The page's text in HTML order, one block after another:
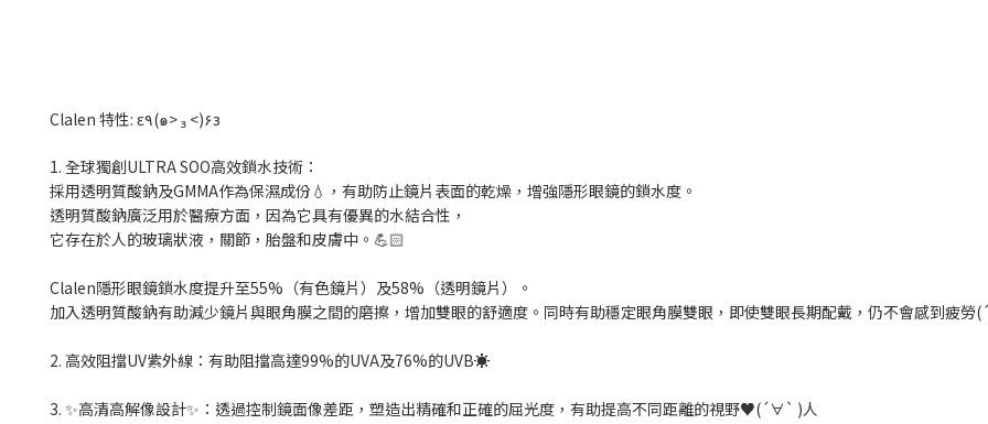
Clalen 特性: ε٩(๑> ₃ <)۶з
1. 全球獨創ULTRA SOO高效鎖水技術：
採用透明質酸鈉及GMMA作為保濕成份💧 ， 有助防止鏡片表面的乾燥，增強隱形眼鏡的鎖水度。
透明質酸鈉廣泛用於醫療方面，因為它具有優異的水結合性，
它存在於人的玻璃狀液，關節，胎盤和皮膚中。 💪🏻
Clalen隱形眼鏡鎖水度提升至55%（有色鏡片）及58%（透明鏡片）。
加入透明質酸鈉有助減少鏡片與眼角膜之間的磨擦，增加雙眼的舒適度。同時有助穩定眼角膜雙眼，即使雙眼長期配戴，仍不會感到疲勞
2. 高效阻擋UV紫外線：有助阻擋高達99%的UVA及76%的UVB☀️
3. ✨高清高解像設計✨ ：透過控制鏡面像差距，塑造出精確和正確的屈光度，有助提高不同距離的視野♥(´∀` )人